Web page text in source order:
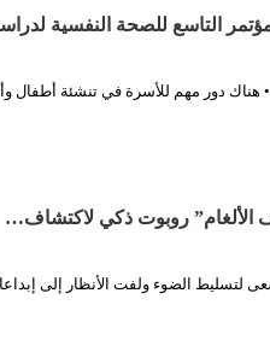
التاسع للصحة النفسية
• هناك دور مهم للأسرة في تنشئة أطفال
الألغام” روبوت ذكي لاكتشاف…
لتسليط الضوء ولفت الأنظار إلى